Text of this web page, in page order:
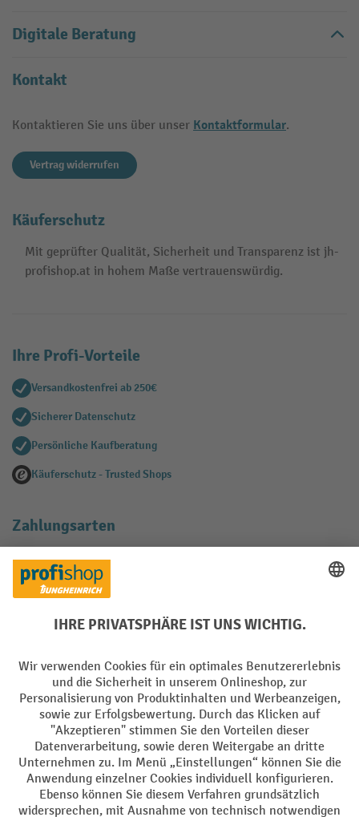
Digitale Beratung
Kontakt
Kontaktieren Sie uns über unser Kontaktformular.
Vertrag widerrufen
Käuferschutz
Mit geprüfter Qualität, Sicherheit und Transparenz ist jh-
profishop.at in hohem Maße vertrauenswürdig.
Ihre Profi-Vorteile
Versandkostenfrei ab 250€
Sicherer Datenschutz
Persönliche Kaufberatung
Käuferschutz - Trusted Shops
Zahlungsarten
Creditcard (Master)
Facebook
YouTube
LinkedIn
Instagram
AGB Impressum Datenschutz
Barrierefreiheit Privacy Settings